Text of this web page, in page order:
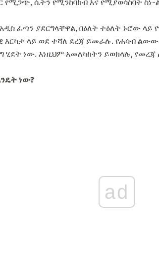
የሚጋጭ, ሴትን የሚንከባከብ እና የሚያወሳስባት
ፈጣን ያደርግላቸዋል, በዕለት ተዕለት ኑሮው
እርካታ ላይ ወደ ተሻለ ደረጃ ይመራሉ. የሐሳብ
ሂደት ነው. እነዚህም አመለካከትን ይወክላሉ,
ነው?
ad